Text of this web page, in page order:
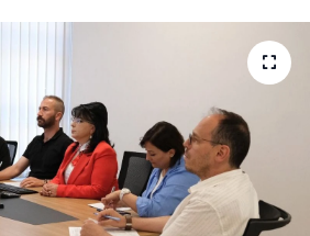
Durumu ve Fikstür